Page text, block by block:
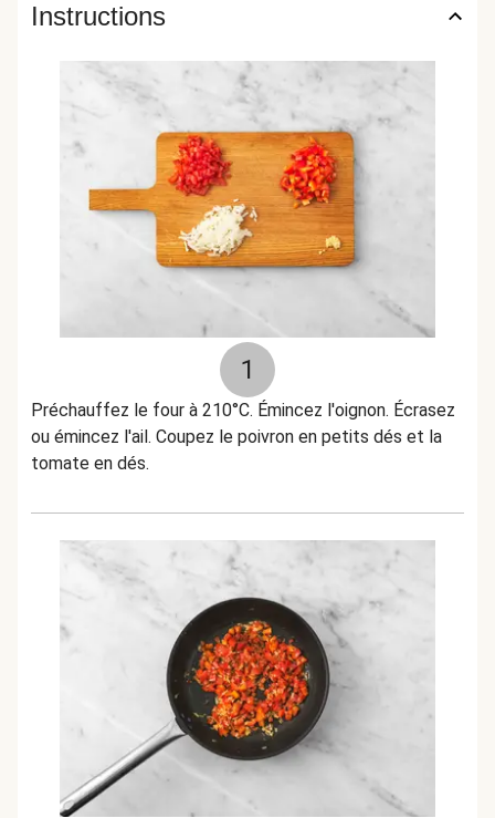
Instructions
1
Préchauffez le four à 210°C. Émincez l'oignon. Écrasez
ou émincez l'ail. Coupez le poivron en petits dés et la
tomate en dés.